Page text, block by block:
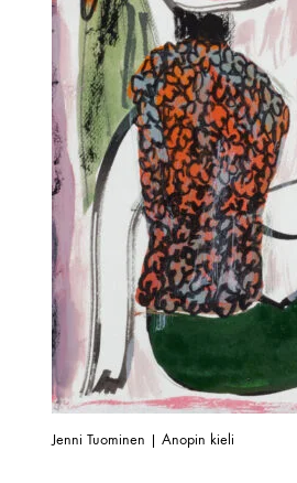
Jenni Tuominen | Anopin kieli